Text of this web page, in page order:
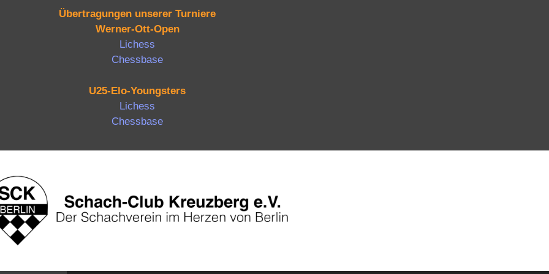
Übertragungen unserer Turniere
Werner-Ott-Open
Lichess
Chessbase
U25-Elo-Youngsters
Lichess
Chessbase